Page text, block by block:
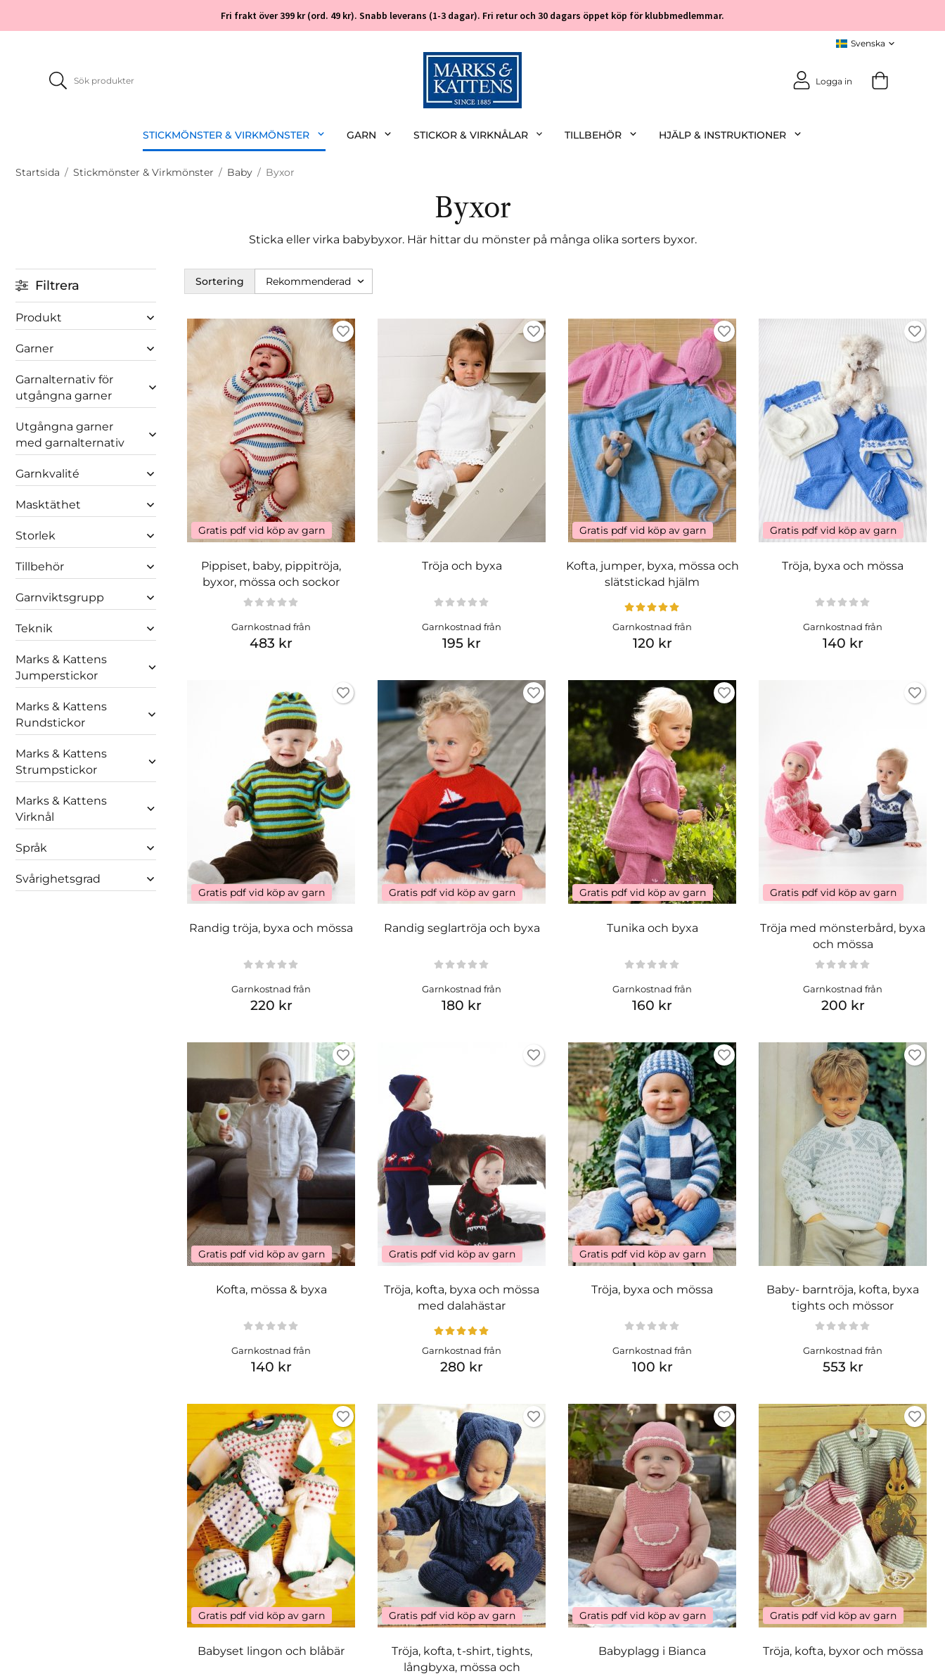
Fri frakt över 399 kr (ord. 49 kr). Snabb leverans (1-3 dagar). Fri retur och 30 dagars öppet köp för klubbmedlemmar.
Logga in
STICKMÖNSTER & VIRKMÖNSTER GARN STICKOR & VIRKNÅLAR TILLBEHÖR HJÄLP & INSTRUKTIONER
Startsida / Stickmönster & Virkmönster / Baby / Byxor
Byxor
Sticka eller virka babybyxor. Här hittar du mönster på många olika sorters byxor.
Filtrera
Produkt
Garner
Garnalternativ för
utgångna garner
Utgångna garner
med garnalternativ
Garnkvalité
Masktäthet
Storlek
Tillbehör
Garnviktsgrupp
Teknik
Marks & Kattens
Jumperstickor
Marks & Kattens
Rundstickor
Marks & Kattens
Strumpstickor
Marks & Kattens
Virknål
Språk
Svårighetsgrad
Sortering
Gratis pdf vid köp av garn
Pippiset, baby, pippitröja,
byxor, mössa och sockor
Garnkostnad från
483 kr
Tröja och byxa
Garnkostnad från
195 kr
Gratis pdf vid köp av garn
Kofta, jumper, byxa, mössa och
slätstickad hjälm
Garnkostnad från
120 kr
Gratis pdf vid köp av garn
Tröja, byxa och mössa
Garnkostnad från
140 kr
Gratis pdf vid köp av garn
Randig tröja, byxa och mössa
Garnkostnad från
220 kr
Gratis pdf vid köp av garn
Randig seglartröja och byxa
Garnkostnad från
180 kr
Gratis pdf vid köp av garn
Tunika och byxa
Garnkostnad från
160 kr
Gratis pdf vid köp av garn
Tröja med mönsterbård, byxa
och mössa
Garnkostnad från
200 kr
Gratis pdf vid köp av garn
Kofta, mössa & byxa
Garnkostnad från
140 kr
Gratis pdf vid köp av garn
Tröja, kofta, byxa och mössa
med dalahästar
Garnkostnad från
280 kr
Gratis pdf vid köp av garn
Tröja, byxa och mössa
Garnkostnad från
100 kr
Baby- barntröja, kofta, byxa
tights och mössor
Garnkostnad från
553 kr
Gratis pdf vid köp av garn
Babyset lingon och blåbär
Gratis pdf vid köp av garn
Tröja, kofta, t-shirt, tights,
långbyxa, mössa och
Gratis pdf vid köp av garn
Babyplagg i Bianca
Gratis pdf vid köp av garn
Tröja, kofta, byxor och mössa